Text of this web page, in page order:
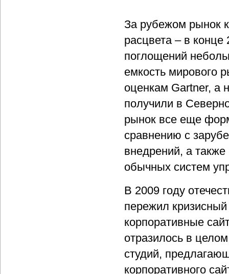
За рубежом рынок
расцвета – в
поглощений
емкость мирового
оценкам Gartner, а
получили в
рынок все еще
сравнению с
внедрений, а также
обычных систем
В 2009 году
пережил
корпоративные
отразилось в
студий,
корпоративного